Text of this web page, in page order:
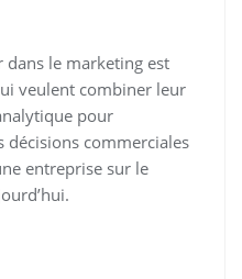
dans le marketing est
veulent combiner leur
pour
commerciales
entreprise sur le